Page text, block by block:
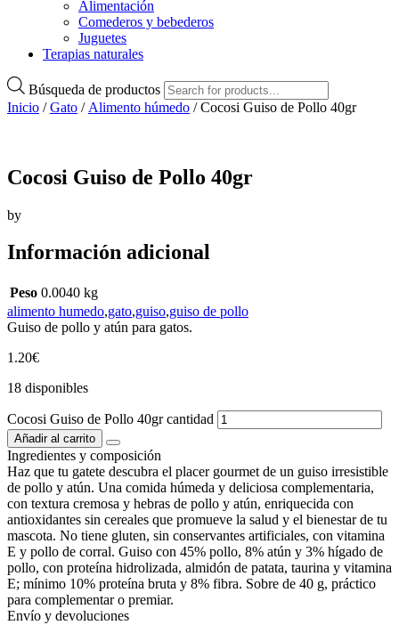
Alimentación
Comederos y bebederos
Juguetes
Terapias naturales
Búsqueda de productos
Inicio /Gato / Alimento húmedo / Cocosi Guiso de Pollo 40gr
Cocosi Guiso de Pollo 40gr
by
Información adicional
Peso 0.0040 kg
alimento humedo,gato,guiso,guiso de pollo
Guiso de pollo y atún para gatos.
1.20€
18 disponibles
Cocosi Guiso de Pollo 40gr cantidad
Añadir al carrito
Ingredientes y composición
Haz que tu gatete descubra el placer gourmet de un guiso irresistible
de pollo y atún. Una comida húmeda y deliciosa complementaria,
con textura cremosa y hebras de pollo y atún, enriquecida con
antioxidantes sin cereales que promueve la salud y el bienestar de tu
mascota. No tiene gluten, sin conservantes artificiales, con vitamina
E y pollo de corral. Guiso con 45% pollo, 8% atún y 3% hígado de
pollo, con proteína hidrolizada, almidón de patata, taurina y vitamina
E; mínimo 10% proteína bruta y 8% fibra. Sobre de 40 g, práctico
para complementar o premiar.
Envío y devoluciones